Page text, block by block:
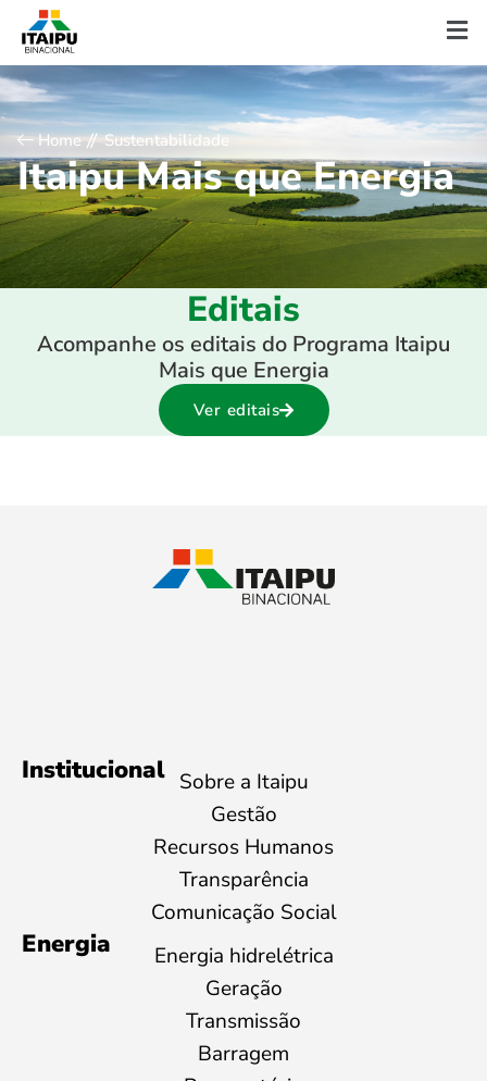
Home Sustentabilidade
Itaipu Mais que Energia
Editais
Acompanhe os editais do Programa Itaipu
Mais que Energia
Ver editais
Institucional Sobre a Itaipu
Gestão
Recursos Humanos
Transparência
Comunicação Social
Energia
Energia hidrelétrica
Geração
Transmissão
Barragem